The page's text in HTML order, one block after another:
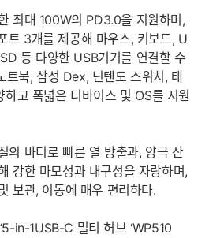
최대 100W의 PD3.0을 지원하며,
트 3개를 제공해 마우스, 키보드, U
등 다양한 USB기기를 연결할 수
트북, 삼성 Dex, 닌텐도 스위치, 태
고 폭넓은 디바이스 및 OS를 지원
의 바디로 빠른 열 방출과, 양극 산
강한 마모성과 내구성을 자랑하며,
보관, 이동에 매우 편리하다.
in-1USB-C 멀티 허브 ‘WP510